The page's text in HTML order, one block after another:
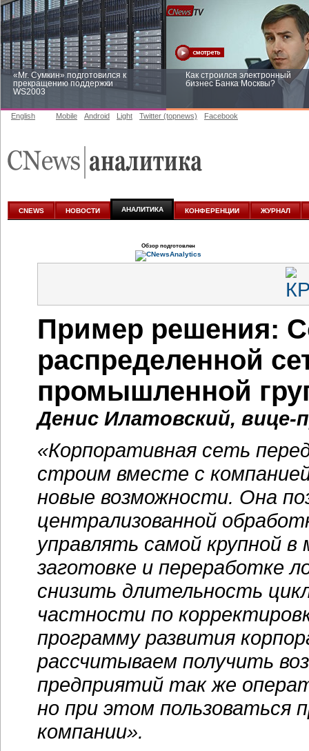
«Mr. Сумкин» подготовился к
прекращению поддержки
WS2003
Как строился электронный
бизнес Банка Москвы?
аналитике
English Mobile Android Light Twitter (topnews) Facebook
CNEWS НОВОСТИ АНАЛИТИКА КОНФЕРЕНЦИИ ЖУРНАЛ
Обзор подготовлен
Пример решения:
распределенной
промышленной
Денис Илатовский,
«Корпоративная сеть
строим вместе с
новые возможности. Она
централизованной
управлять самой крупной
заготовке и переработке
снизить длительность
частности по
программу развития
рассчитываем получить
предприятий так же
но при этом пользоваться
компании».